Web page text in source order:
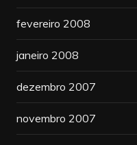
fevereiro 2008
janeiro 2008
dezembro 2007
novembro 2007